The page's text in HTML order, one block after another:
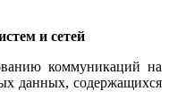
и сетей
коммуникаций на
данных, содержащихся